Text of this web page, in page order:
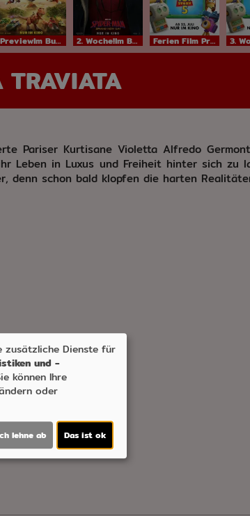
PreviewIm Bundesstart 2. Woche!Im Bundesstart Ferien Film ProgrammIm Bundesstart
Pariser Kurtisane Violetta Alfredo
Leben in Luxus und Freiheit hinter sich zu
denn schon bald klopfen die harten
zusätzliche Dienste für
und -
können Ihre
oder
lehne ab Das ist ok